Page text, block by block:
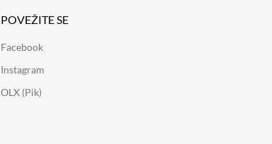
POVEŽITE SE
Facebook
Instagram
OLX (Pik)